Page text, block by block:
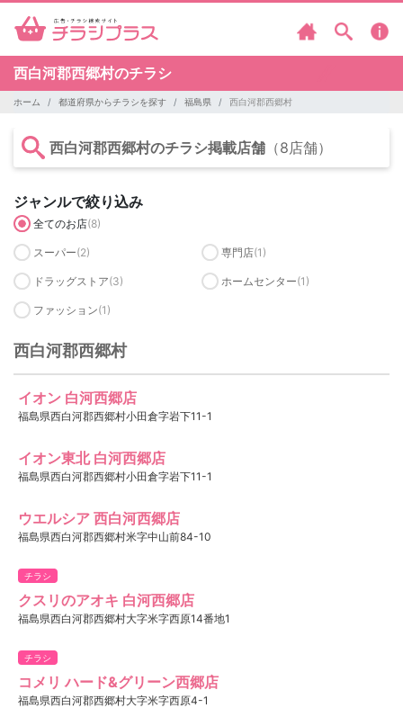
西白河郡西郷村のチラシ
ホーム 都道府県からチラシを探す 福島県 西白河郡西郷村
西白河郡西郷村のチラシ掲載店舗 （8店舗）
ジャンルで絞り込み
全てのお店(8)
スーパー(2) 専門店(1)
ドラッグストア(3) ホームセンター(1)
ファッション(1)
西白河郡西郷村
イオン 白河西郷店
福島県西白河郡西郷村小田倉字岩下11-1
イオン東北 白河西郷店
福島県西白河郡西郷村小田倉字岩下11-1
ウエルシア 西白河西郷店
福島県西白河郡西郷村米字中山前84-10
チラシ
クスリのアオキ 白河西郷店
福島県西白河郡西郷村大字米字西原14番地1
チラシ
コメリ ハード&グリーン西郷店
福島県西白河郡西郷村大字米字西原4-1